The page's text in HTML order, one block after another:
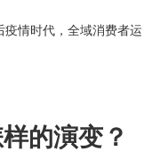
疫情时代，全域消费者运
的演变？